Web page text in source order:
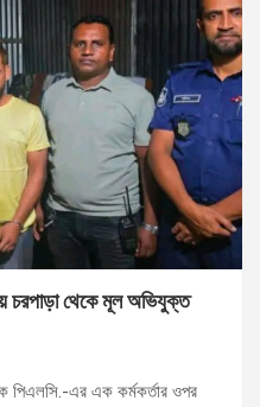
চরপাড়া থেকে মূল অভিযুক্ত
পিএলসি.-এর এক কর্মকর্তার ওপর